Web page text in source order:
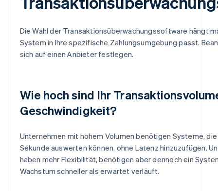
Die Wahl der Transaktionsüberwachungssoftware hängt
System in Ihre spezifische Zahlungsumgebung passt.
sich auf einen Anbieter festlegen.
Wie hoch sind Ihr
Geschwindigkeit?
Unternehmen mit hohem Volumen benötigen Systeme,
Sekunde auswerten können, ohne Latenz hinzuzufügen.
haben mehr Flexibilität, benötigen aber dennoch ein
Wachstum schneller als erwartet verläuft.